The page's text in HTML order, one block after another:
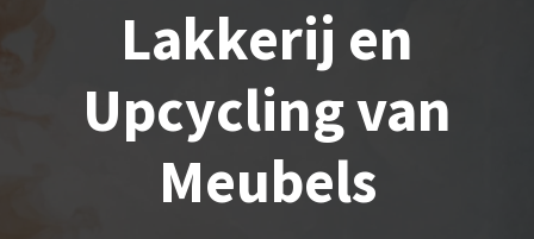
Lakkerij en
Upcycling van
Meubels